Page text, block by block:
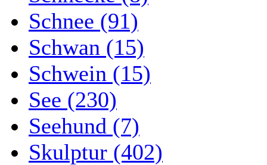
Schnee (91)
Schwan (15)
Schwein (15)
See (230)
Seehund (7)
Skulptur (402)